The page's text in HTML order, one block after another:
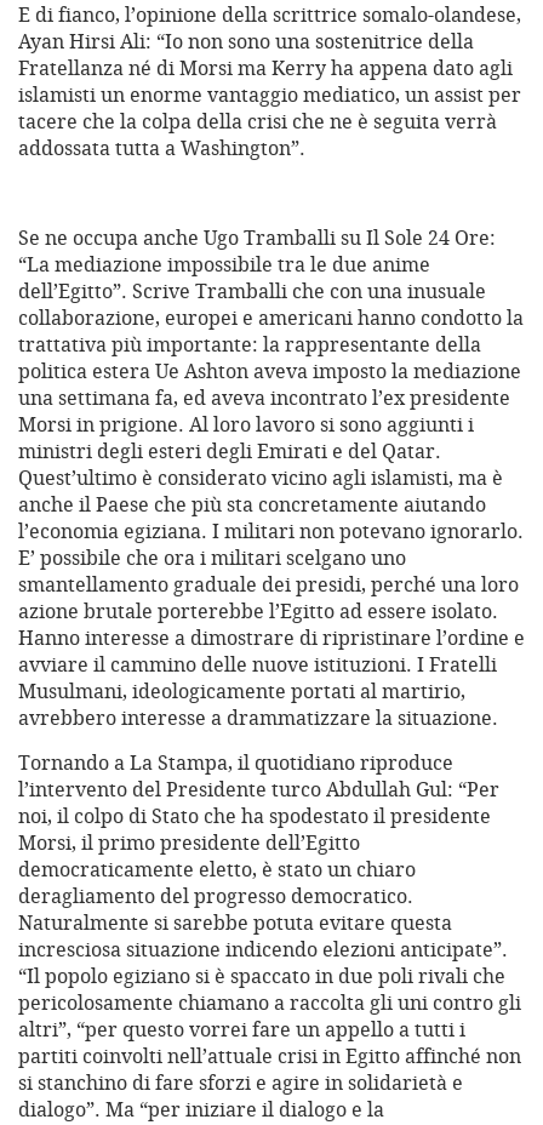
E di fianco, l’opinione della scrittrice somalo-olandese,
Ayan Hirsi Ali: “Io non sono una sostenitrice della
Fratellanza né di Morsi ma Kerry ha appena dato agli
islamisti un enorme vantaggio mediatico, un assist per
tacere che la colpa della crisi che ne è seguita verrà
addossata tutta a Washington”.
Se ne occupa anche Ugo Tramballi su Il Sole 24 Ore:
“La mediazione impossibile tra le due anime
dell’Egitto”. Scrive Tramballi che con una inusuale
collaborazione, europei e americani hanno condotto la
trattativa più importante: la rappresentante della
politica estera Ue Ashton aveva imposto la mediazione
una settimana fa, ed aveva incontrato l’ex presidente
Morsi in prigione. Al loro lavoro si sono aggiunti i
ministri degli esteri degli Emirati e del Qatar.
Quest’ultimo è considerato vicino agli islamisti, ma è
anche il Paese che più sta concretamente aiutando
l’economia egiziana. I militari non potevano ignorarlo.
E’ possibile che ora i militari scelgano uno
smantellamento graduale dei presidi, perché una loro
azione brutale porterebbe l’Egitto ad essere isolato.
Hanno interesse a dimostrare di ripristinare l’ordine e
avviare il cammino delle nuove istituzioni. I Fratelli
Musulmani, ideologicamente portati al martirio,
avrebbero interesse a drammatizzare la situazione.
Tornando a La Stampa, il quotidiano riproduce
l’intervento del Presidente turco Abdullah Gul: “Per
noi, il colpo di Stato che ha spodestato il presidente
Morsi, il primo presidente dell’Egitto
democraticamente eletto, è stato un chiaro
deragliamento del progresso democratico.
Naturalmente si sarebbe potuta evitare questa
incresciosa situazione indicendo elezioni anticipate”.
“Il popolo egiziano si è spaccato in due poli rivali che
pericolosamente chiamano a raccolta gli uni contro gli
altri”, “per questo vorrei fare un appello a tutti i
partiti coinvolti nell’attuale crisi in Egitto affinché non
si stanchino di fare sforzi e agire in solidarietà e
dialogo”. Ma “per iniziare il dialogo e la